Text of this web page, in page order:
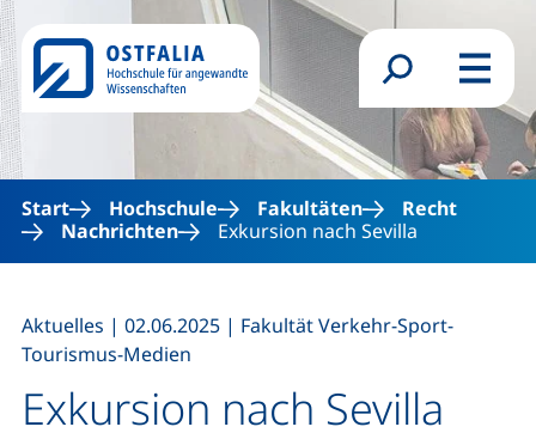
Direkt zum Inhalt
Suchformular
Menü
Start Hochschule Fakultäten
Recht
Nachrichten
Exkursion nach Sevilla
Exkursion nach Sevilla
Aktuelles | 02.06.2025 | Fakultät Verkehr-Sport-
Tourismus-Medien